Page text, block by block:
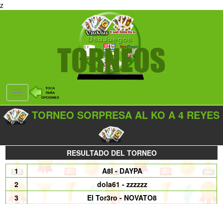
z
Desplegar
navegación
TORNEO SORPRESA AL KO A 4 REYES
RESULTADO DEL TORNEO
1
A8I - DAYPA
2
dola61 - zzzzzz
3
El Tor3ro - NOVATO8